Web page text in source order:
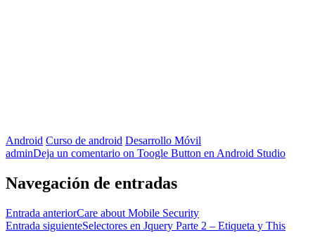
Android Curso de android Desarrollo Móvil
adminDeja un comentario on Toogle Button en Android Studio
Navegación de entradas
Entrada anteriorCare about Mobile Security
Entrada siguienteSelectores en Jquery Parte 2 – Etiqueta y This